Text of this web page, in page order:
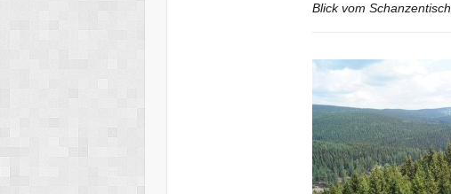
Blick vom Schanzentisch